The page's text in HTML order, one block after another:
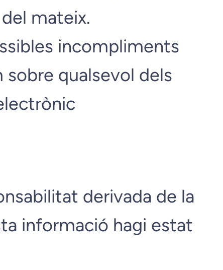
mateix.
incompliments
qualsevol dels
derivada de la
informació hagi estat